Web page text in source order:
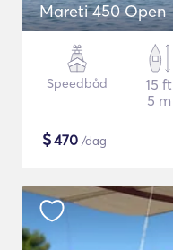
Mareti 450 Open
Speedbåd
15 ft
5 m
$470 /dag